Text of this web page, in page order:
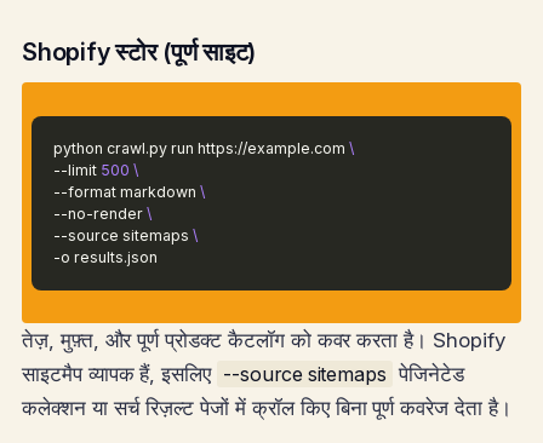
Shopify स्टोर (पूर्ण साइट)
python crawl.py run https://example.com \
--limit 500 \
--format markdown \
--no-render \
--source sitemaps \
-o results.json
तेज़, मुफ़्त, और पूर्ण प्रोडक्ट कैटलॉग को कवर करता है। Shopify
साइटमैप व्यापक हैं, इसलिए --source sitemaps पेजिनेटेड
कलेक्शन या सर्च रिज़ल्ट पेजों में क्रॉल किए बिना पूर्ण कवरेज देता है।